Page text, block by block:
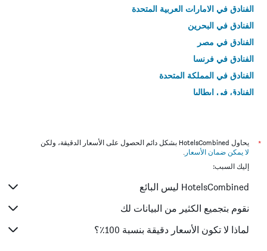
الفنادق في الامارات العربية المتحدة
الفنادق في البحرين
الفنادق في مصر
الفنادق في فرنسا
الفنادق في المملكة المتحدة
الفنادق في إيطاليا
*
يحاول HotelsCombined بشكل دائم الحصول على الأسعار الدقيقة، ولكن
لا يمكن ضمان الأسعار .
إليك السبب:
HotelsCombined ليس البائع
نقوم بتجميع الكثير من البيانات لك
لماذا لا تكون الأسعار دقيقة بنسبة 100٪؟